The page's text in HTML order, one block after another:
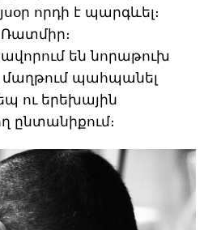
որդի է պարգևել։
են նորաթուխ
մաղթում պահպանել
ու երեխային
ընտանիքում։